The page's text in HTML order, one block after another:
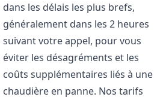
dans les délais les plus brefs,
généralement dans les 2 heures
suivant votre appel, pour vous
éviter les désagréments et les
coûts supplémentaires liés à une
chaudière en panne. Nos tarifs